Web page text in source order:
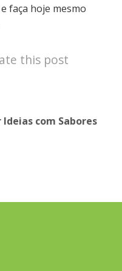
faça hoje mesmo
this post
Ideias com Sabores